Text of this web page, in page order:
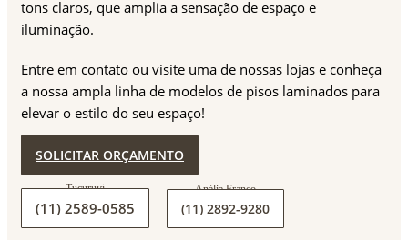
tons claros, que amplia a sensação de espaço e
iluminação.
Entre em contato ou visite uma de nossas lojas e conheça
a nossa ampla linha de modelos de pisos laminados para
elevar o estilo do seu espaço!
SOLICITAR ORÇAMENTO
(11) 2589-0585 (11) 2892-9280